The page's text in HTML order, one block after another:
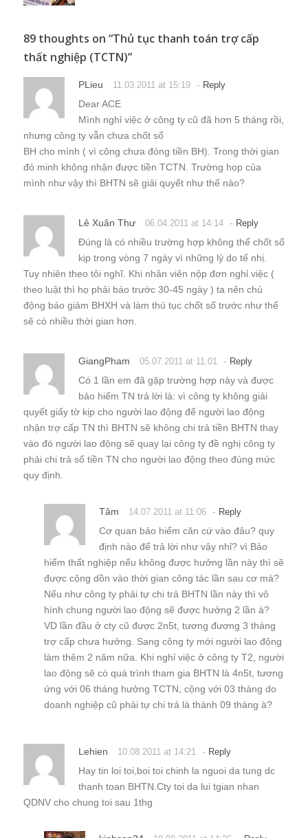
89 thoughts on “Thủ tục thanh toán trợ cấp
thất nghiệp (TCTN)”
PLieu 11.03.2011 at 15:19 - Reply
Dear ACE
Mình nghỉ việc ở công ty cũ đã hơn 5 tháng rồi,
nhưng công ty vẫn chưa chốt sổ
BH cho mình ( vì công chưa đóng tiền BH). Trong thời gian
đó minh không nhận được tiền TCTN. Trường họp của
mình như vậy thì BHTN sẽ giải quyết như thế nào?
Lê Xuân Thư 06.04.2011 at 14:14 - Reply
Đúng là có nhiều trường hợp không thể chốt sổ
kịp trong vòng 7 ngày vì những lý do tế nhị.
Tuy nhiên theo tôi nghĩ. Khi nhân viên nộp đơn nghỉ việc (
theo luật thì họ phải báo trước 30-45 ngày ) ta nên chủ
động báo giảm BHXH và làm thủ tục chốt sổ trước như thế
sẽ có nhiều thời gian hơn.
GiangPham 05.07.2011 at 11:01 - Reply
Có 1 lần em đã gặp trường hợp này và được
bảo hiểm TN trả lời là: vì công ty không giải
quyết giấy tờ kịp cho người lao động để người lao động
nhận trợ cấp TN thì BHTN sẽ không chi trả tiền BHTN thay
vào đó người lao động sẽ quay lại công ty đề nghị công ty
phải chi trả số tiền TN cho người lao động theo đúng mức
quy định.
Tâm 14.07.2011 at 11:06 - Reply
Cơ quan bảo hiểm căn cứ vào đâu? quy
định nào để trả lời như vậy nhỉ? vì Bảo
hiểm thất nghiệp nếu không được hưởng lần này thì sẽ
được cộng dồn vào thời gian công tác lần sau cơ mà?
Nếu như công ty phải tự chi trả BHTN lần này thì vô
hình chung người lao động sẽ được hưởng 2 lần à?
VD lần đầu ở cty cũ được 2n5t, tương đương 3 tháng
trợ cấp chưa hưởng. Sang công ty mới người lao động
làm thêm 2 năm nữa. Khi nghỉ việc ở công ty T2, người
lao động sẽ có quá trình tham gia BHTN là 4n5t, tương
ứng với 06 tháng hưởng TCTN, cộng với 03 tháng do
doanh nghiệp cũ phải tự chi trả là thành 09 tháng à?
Lehien 10.08.2011 at 14:21 - Reply
Hay tin loi toi,boi toi chinh la nguoi da tung dc
thanh toan BHTN.Cty toi da lui tgian nhan
QDNV cho chung toi sau 1thg